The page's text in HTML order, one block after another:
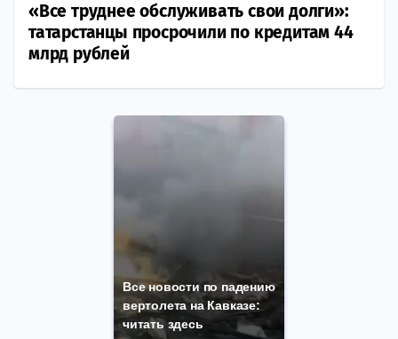
«Все труднее обслуживать свои долги»:
татарстанцы просрочили по кредитам 44
млрд рублей
Все новости по падению
вертолета на Кавказе:
читать здесь